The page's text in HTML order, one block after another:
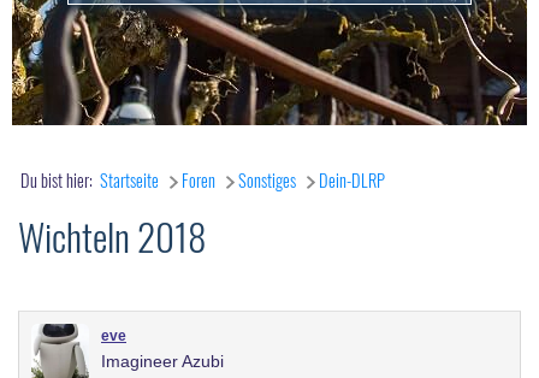
Du bist hier: Startseite Foren Sonstiges Dein-DLRP
Wichteln 2018
eve
Imagineer Azubi